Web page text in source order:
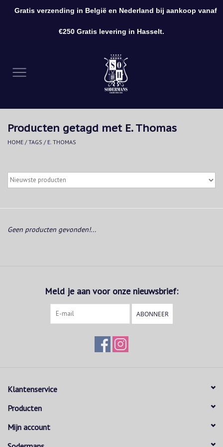
Kleding
Accessoires
Producten getagd met E. Thomas
HOME /TAGS / E. THOMAS
Geen producten gevonden!...
Meld je aan voor onze nieuwsbrief:
ABONNEER
Klantenservice
Producten
Mijn account
Gratis verzending in België en Nederland bij aankoop vanaf
€250 Gratis levering in Hasselt.